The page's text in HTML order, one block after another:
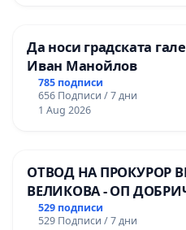
Да носи градската
Иван Манойлов
785 подписи
656 Подписи / 7 дни
1 Aug 2026
ОТВОД НА ПРОКУРОР
ВЕЛИКОВА - ОП
529 подписи
529 Подписи / 7 дни